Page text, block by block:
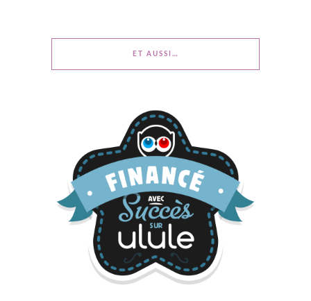
ET AUSSI…